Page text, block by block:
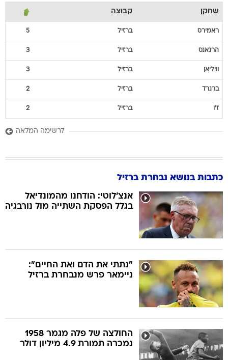
שחקן קבוצה
ראמירס ברזיל 5
הרנאנס ברזיל 3
וויליאן ברזיל 3
ברנרד ברזיל 2
ז'ו ברזיל 2
לרשימה המלאה
כתבות בנושא נבחרת ברזיל
אנצ'לוטי: הודחנו מהמונדיאל
בגלל הפסקת השתייה מול נורבגיה
"נתתי את הדם ואת החיים":
ניימאר פרש מנבחרת ברזיל
החולצה של פלה מגמר 1958
נמכרה תמורת 4.9 מיליון דולר